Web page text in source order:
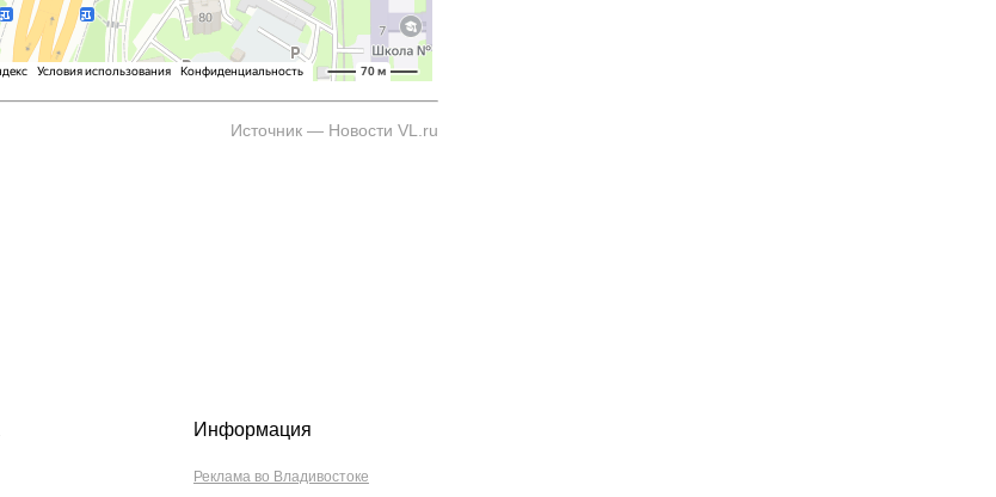
Источник — Новости VL.ru
Информация
Реклама во Владивостоке